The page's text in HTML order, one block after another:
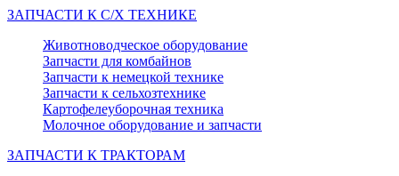
ЗАПЧАСТИ К С/Х ТЕХНИКЕ
Животноводческое оборудование
Запчасти для комбайнов
Запчасти к немецкой технике
Запчасти к сельхозтехнике
Картофелеуборочная техника
Молочное оборудование и запчасти
ЗАПЧАСТИ К ТРАКТОРАМ